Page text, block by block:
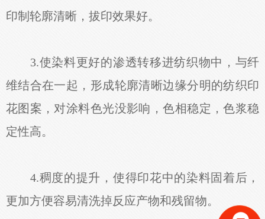
印制轮廓清晰，拔印效果好。
3.使染料更好的渗透转移进纺织物中，与纤
维结合在一起，形成轮廓清晰边缘分明的纺织印
花图案，对涂料色光没影响，色相稳定，色浆稳
定性高。
4.稠度的提升，使得印花中的染料固着后，
更加方便容易清洗掉反应产物和残留物。